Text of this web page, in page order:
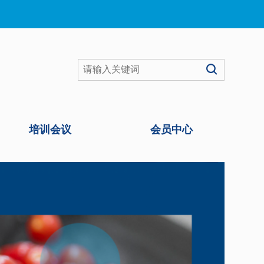

培训会议 会员中心